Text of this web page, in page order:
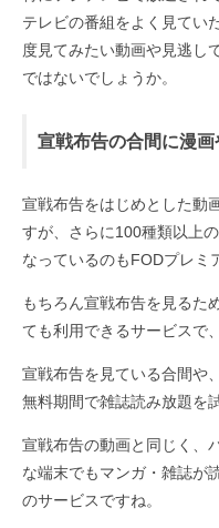
テレビの番組をよく見てい
度見てみたい動画や見逃し
ではないでしょうか。
宣戦布告の合間に漫
宣戦布告をはじめとした動
すが、さらに100種類以上
なっているのもFODプレミ
もちろん宣戦布告を見るた
ても利用できるサービスで
宣戦布告を見ている合間や
無料期間で雑誌読み放題を
宣戦布告の動画と同じく、
な端末でもマンガ・雑誌が
のサービスですね。